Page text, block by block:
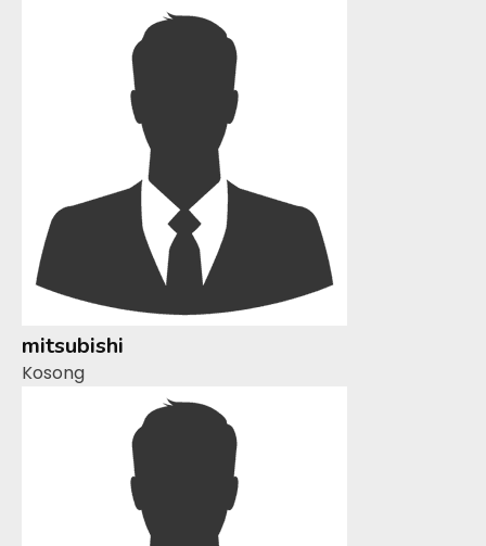
mitsubishi
Kosong